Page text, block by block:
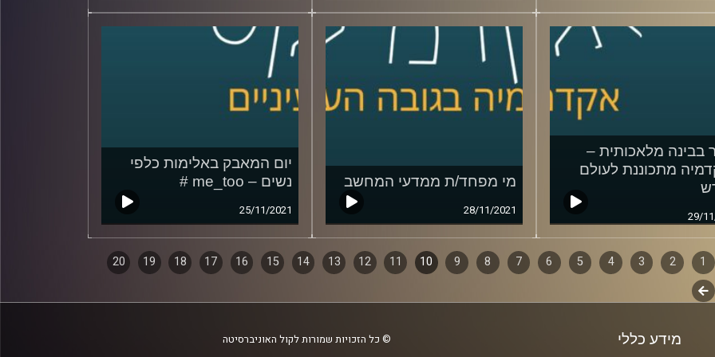
בבינה מלאכותית –
מתכוננת לעולם
29/
מי מפחד/ת ממדעי המחשב
28/11/2021
יום המאבק באלימות כלפי
נשים – me_too #
25/11/2021
1
2
3
4
5
6
7
8
9
10
11
12
13
14
15
16
17
18
19
20
לשלב
מידע כללי © כל הזכויות שמורות לקול האוניברסיטה